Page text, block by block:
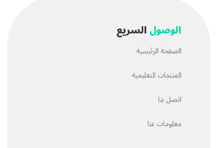
الوصولالسريع
الصفحة الرئيسية
المنتجات التعليمية
اتصل بنا
معلومات عنا